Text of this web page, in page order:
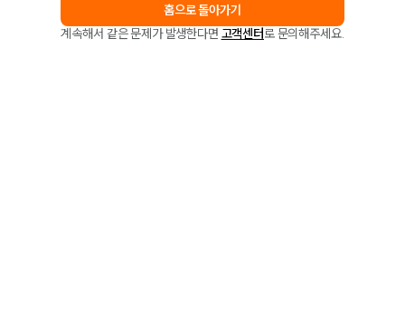
홈으로 돌아가기
계속해서 같은 문제가 발생한다면 고객센터로 문의해주세요.